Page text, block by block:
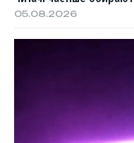
05.08.2026